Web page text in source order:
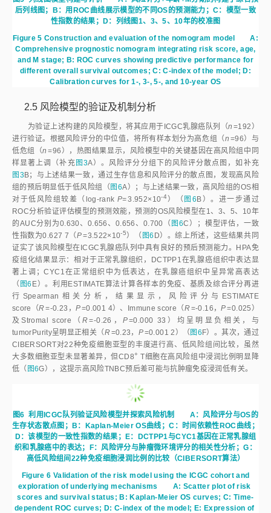
后列线图；B：用ROC曲线展示模型的不同OS的预测能力；C：模型一致
性指数的结果；D：列线图1、3、5、10年的校准图
Figure 5 Construction and evaluation of the nomogram modelA:
Comprehensive prognostic nomogram integrating risk score, age,
and M stage; B: ROC curves showing predictive performance for
different overall survival outcomes; C: C-index of the model; D:
Calibration curves for 1-, 3-, 5-, and 10-year OS
2.5 风险模型的验证及机制分析
为验证上述构建的风险模型，将其应用于ICGC乳腺癌队列（n =192）
进行验证。根据风险评分的中位值，将所有样本划分为高危组（n =96）与
低危组（n =96），热图结果显示，风险模型中的关键基因在高风险组中同
样显著上调（补充图3A）。风险评分分组下的风险评分散点图，如补充
图3B；与上述结果一致，通过生存信息和风险评分的散点图，发现高风险
组的预后明显低于低风险组（图6A）；与上述结果一致，高风险组的OS相
对于低风险组较差（log-rank P=3.952×10-4）（ 图6 B）。进一步通过
ROC分析验证评估模型的预测效能，预测的OS风险模型在1、3、5、10年
的AUC分别为0.630、0.656、0.656、0.700（ 图6C）；模型评估，一致
性指数为0.627 7（P=3.522×10-5）（ 图6 D）。综上所述，这些结果共同
证实了该风险模型在ICGC乳腺癌队列中具有良好的预后预测能力。HPA免
疫组化结果显示：相对于正常乳腺组织，DCTPP1在乳腺癌组织中表达显
著上调；CYC1在正常组织中为低表达，在乳腺癌组织中呈异常高表达
（ 图6 E）。利用ESTIMATE算法计算各样本的免疫、基质及综合评分再进
行Spearman相关分析，结果显示，风险评分与ESTIMATE
score（R=-0.23， P=0.001 4）、Immune score（R=-0.16，P=0.025）
及Stromal score（R=-0.26，P=0.000 33）均呈明显负相关，与
tumorPurity呈明显正相关（R=0.23， P=0.001 2）（图6 F）。其次，通过
CIBERSORT对22种免疫细胞亚型的丰度进行高、低风险组间比较，虽然
大多数细胞亚型未显著差异，但CD8+ T细胞在高风险组中浸润比例明显降
低（ 图6G），这提示高风险TNBC预后差可能与抗肿瘤免疫浸润低有关。
图6 利用ICGC队列验证风险模型并探索风险机制 A：风险评分与OS的
生存状态散点图；B：Kaplan-Meier OS曲线；C：时间依赖性ROC曲线；
D：该模型的一致性指数的结果；E：DCTPP1与CYC1基因在正常乳腺组
织和乳腺癌中的表达；F：风险评分与肿瘤微环境评分的相关性分析；G：
高低风险组间22种免疫细胞浸润比例的比较（CIBERSORT算法）
Figure 6 Validation of the risk model using the ICGC cohort and
exploration of underlying mechanisms
A: Scatter plot of risk
scores and survival status; B: Kaplan-Meier OS curves; C: Time-
dependent ROC curves; D: C-index of the model; E: Expression of